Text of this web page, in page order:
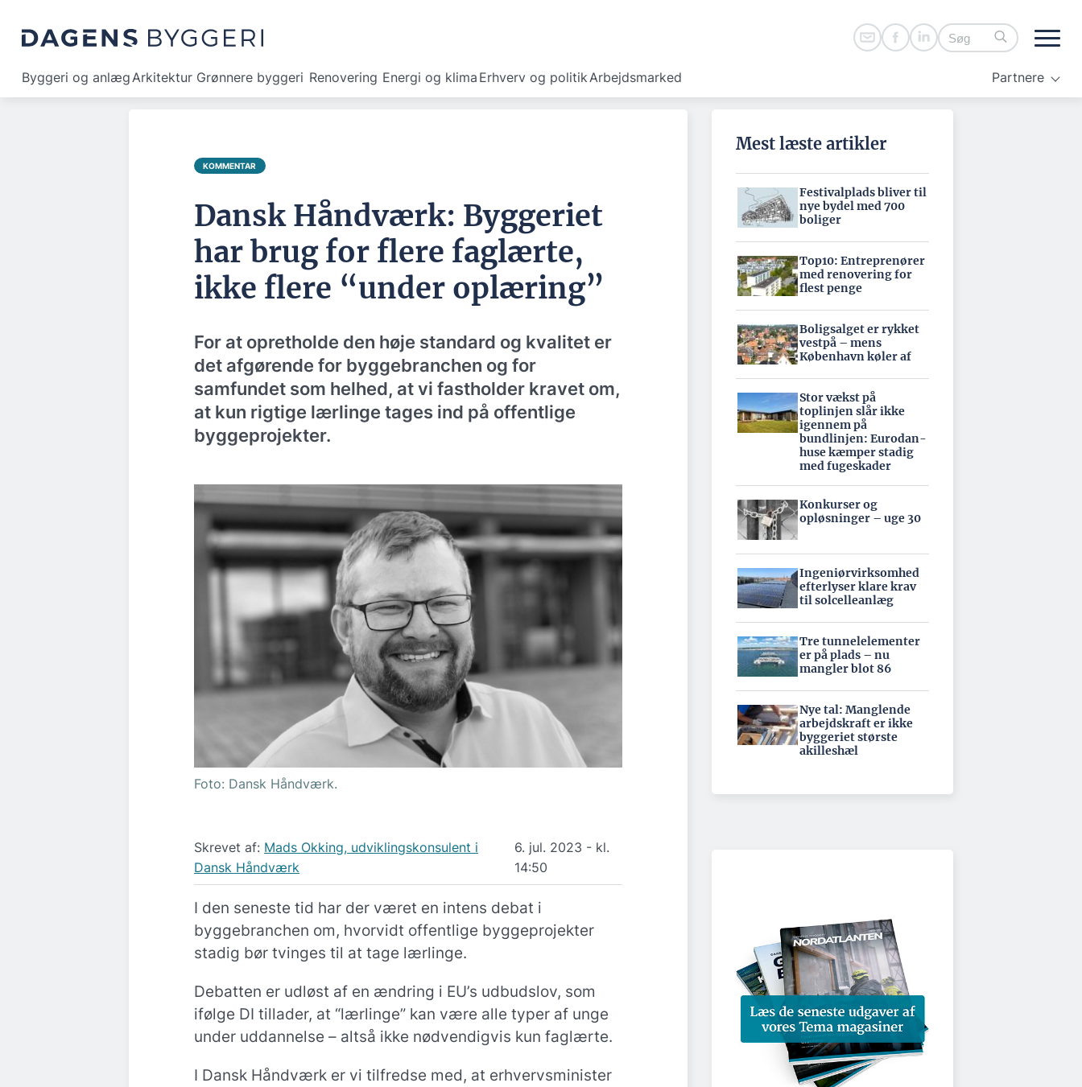
Byggeri og anlægArkitektur Grønnere byggeri Renovering Energi og klima Erhverv og politikArbejdsmarked Partnere
KOMMENTAR
Dansk Håndværk: Byggeriet
har brug for flere faglærte,
ikke flere “under oplæring”
For at opretholde den høje standard og kvalitet er
det afgørende for byggebranchen og for
samfundet som helhed, at vi fastholder kravet om,
at kun rigtige lærlinge tages ind på offentlige
byggeprojekter.
Foto: Dansk Håndværk.
Skrevet af: Mads Okking, udviklingskonsulent i
Dansk Håndværk
6. jul. 2023 - kl.
14:50
I den seneste tid har der været en intens debat i
byggebranchen om, hvorvidt offentlige byggeprojekter
stadig bør tvinges til at tage lærlinge.
Debatten er udløst af en ændring i EU’s udbudslov, som
ifølge DI tillader, at “lærlinge” kan være alle typer af unge
under uddannelse – altså ikke nødvendigvis kun faglærte.
I Dansk Håndværk er vi tilfredse med, at erhvervsminister
Mest læste artikler
Festivalplads bliver til
nye bydel med 700
boliger
Top10: Entreprenører
med renovering for
flest penge
Boligsalget er rykket
vestpå – mens
København køler af
Stor vækst på
toplinjen slår ikke
igennem på
bundlinjen: Eurodan-
huse kæmper stadig
med fugeskader
Konkurser og
opløsninger – uge 30
Ingeniørvirksomhed
efterlyser klare krav
til solcelleanlæg
Tre tunnelelementer
er på plads – nu
mangler blot 86
Nye tal: Manglende
arbejdskraft er ikke
byggeriet største
akilleshæl